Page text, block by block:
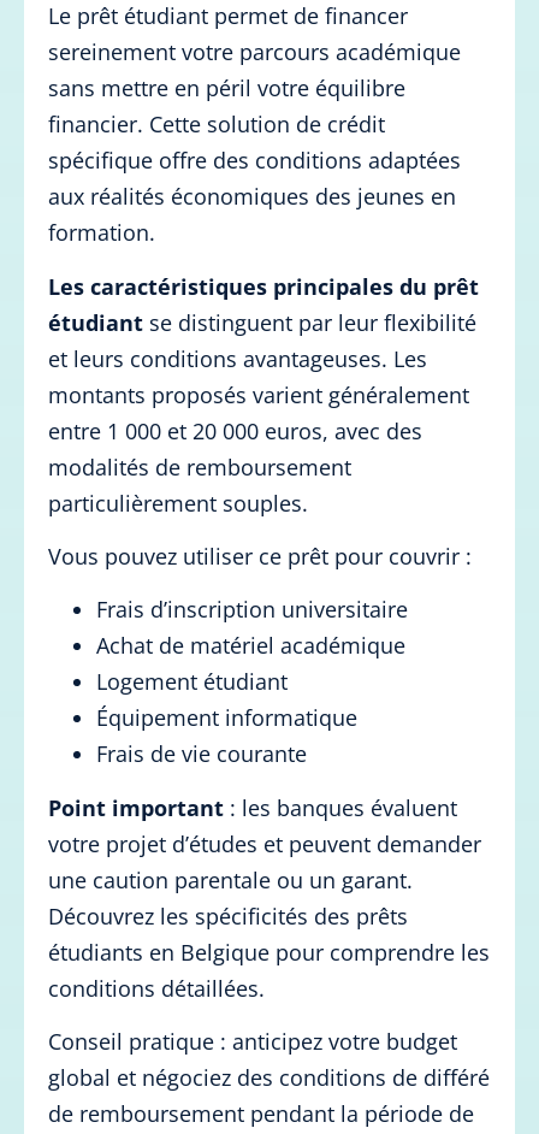
Le prêt étudiant permet de financer
sereinement votre parcours académique
sans mettre en péril votre équilibre
financier. Cette solution de crédit
spécifique offre des conditions adaptées
aux réalités économiques des jeunes en
formation.
Les caractéristiques principales du prêt
étudiant se distinguent par leur flexibilité
et leurs conditions avantageuses. Les
montants proposés varient généralement
entre 1 000 et 20 000 euros, avec des
modalités de remboursement
particulièrement souples.
Vous pouvez utiliser ce prêt pour couvrir :
Frais d’inscription universitaire
Achat de matériel académique
Logement étudiant
Équipement informatique
Frais de vie courante
Point important : les banques évaluent
votre projet d’études et peuvent demander
une caution parentale ou un garant.
Découvrez les spécificités des prêts
étudiants en Belgique pour comprendre les
conditions détaillées.
Conseil pratique : anticipez votre budget
global et négociez des conditions de différé
de remboursement pendant la période de